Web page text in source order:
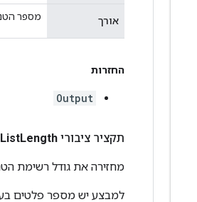
אורך מספר
החזרות
Output
תקציר ציבורי int ListLength
מחזירה את גודל רשימת
למבצע יש מספר פלטים